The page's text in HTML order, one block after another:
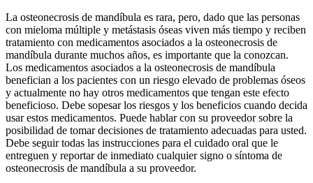
La osteonecrosis de mandíbula es rara, pero, dado que las personas
con mieloma múltiple y metástasis óseas viven más tiempo y reciben
tratamiento con medicamentos asociados a la osteonecrosis de
mandíbula durante muchos años, es importante que la conozcan.
Los medicamentos asociados a la osteonecrosis de mandíbula
benefician a los pacientes con un riesgo elevado de problemas óseos
y actualmente no hay otros medicamentos que tengan este efecto
beneficioso. Debe sopesar los riesgos y los beneficios cuando decida
usar estos medicamentos. Puede hablar con su proveedor sobre la
posibilidad de tomar decisiones de tratamiento adecuadas para usted.
Debe seguir todas las instrucciones para el cuidado oral que le
entreguen y reportar de inmediato cualquier signo o síntoma de
osteonecrosis de mandíbula a su proveedor.